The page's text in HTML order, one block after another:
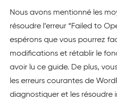
Nous avons mentionné les
résoudre l’erreur “Failed to
espérons que vous pourrez
modifications et rétablir le
avoir lu ce guide. De plus,
les erreurs courantes de
diagnostiquer et les résoudre